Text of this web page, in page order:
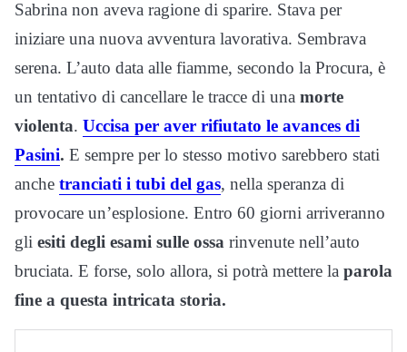
Sabrina non aveva ragione di sparire. Stava per
iniziare una nuova avventura lavorativa. Sembrava
serena. L’auto data alle fiamme, secondo la Procura, è
un tentativo di cancellare le tracce di una morte
violenta. Uccisa per aver rifiutato le avances di
Pasini. E sempre per lo stesso motivo sarebbero stati
anche tranciati i tubi del gas, nella speranza di
provocare un’esplosione. Entro 60 giorni arriveranno
gli esiti degli esami sulle ossa rinvenute nell’auto
bruciata. E forse, solo allora, si potrà mettere la parola
fine a questa intricata storia.